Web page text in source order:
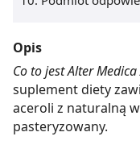
Opis
Co to jest Alter
suplement diety
aceroli z naturalną
pasteryzowany.